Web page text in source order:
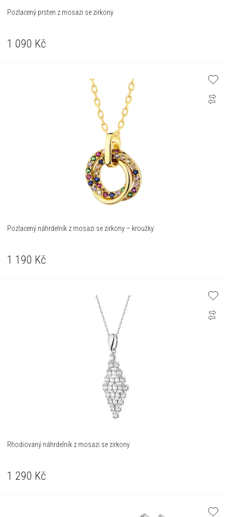
Pozlacený prsten z mosazi se zirkony
1 090 Kč
Pozlacený náhrdelník z mosazi se zirkony – kroužky
1 190 Kč
Rhodiovaný náhrdelník z mosazi se zirkony
1 290 Kč